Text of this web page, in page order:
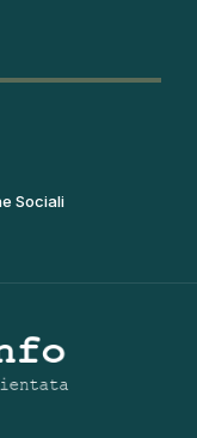
Sociali